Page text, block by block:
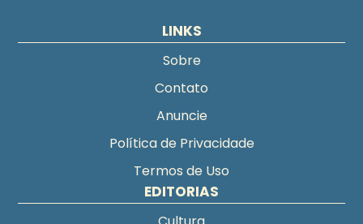
LINKS
Sobre
Contato
Anuncie
Política de Privacidade
Termos de Uso
EDITORIAS